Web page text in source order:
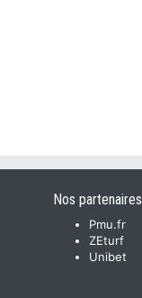
Nos partenaires
Pmu.fr
ZEturf
Unibet